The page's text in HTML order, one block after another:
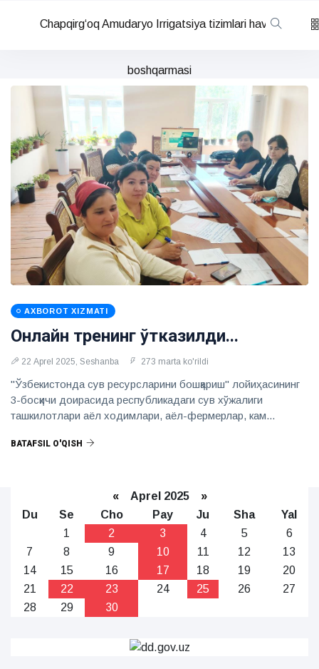
Chapqirg‘oq Amudaryo Irrigatsiya tizimlari havza
boshqarmasi
AXBOROT XIZMATI
Онлайн тренинг ўтказилди...
22 Aprel 2025, Seshanba 273 marta ko'rildi
"Ўзбекистонда сув ресурсларини бошқариш" лойиҳасининг
3-босқичи доирасида республикадаги сув хўжалиги
ташкилотлари аёл ходимлари, аёл-фермерлар, кам...
BATAFSIL O'QISH
«Aprel 2025 »
Du
Se Cho Pay Ju Sha
Yal
1
2 3 4 5
6
7
8 9 10 11 12
13
14
15 16 17 18 19
20
21
22 23 24 25 26
27
28
29 30